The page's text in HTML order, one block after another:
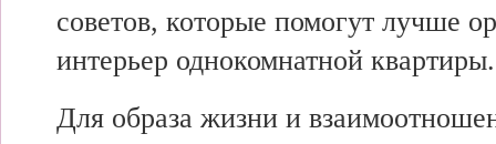
советов, которые помогут лучше
интерьер однокомнатной квартиры.
Для образа жизни и